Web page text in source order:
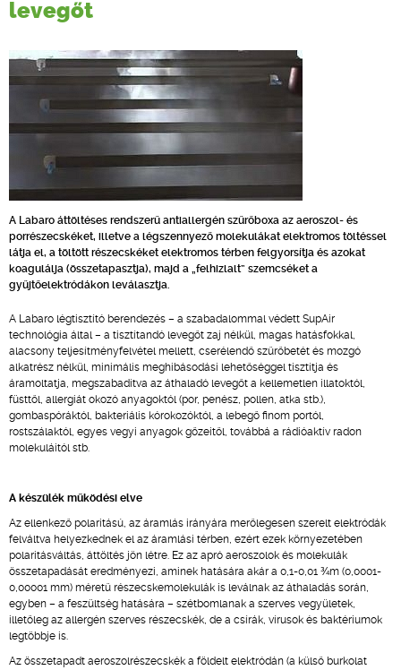
levegőt
A Labaro áttöltéses rendszerű antiallergén szűrőboxa az aeroszol- és
porrészecskéket, illetve a légszennyező molekulákat elektromos töltéssel
látja el, a töltött részecskéket elektromos térben felgyorsítja és azokat
koagulálja (összetapasztja), majd a „felhizlalt” szemcséket a
gyűjtőelektródákon leválasztja.
A Labaro légtisztító berendezés – a szabadalommal védett SupAir
technológia által – a tisztítandó levegőt zaj nélkül, magas hatásfokkal,
alacsony teljesítményfelvétel mellett, cserélendő szűrőbetét és mozgó
alkatrész nélkül, minimális meghibásodási lehetőséggel tisztítja és
áramoltatja, megszabadítva az áthaladó levegőt a kellemetlen illatoktól,
füsttől, allergiát okozó anyagoktól (por, penész, pollen, atka stb.),
gombaspóráktól, bakteriális kórokozóktól, a lebegő finom portól,
rostszálaktól, egyes vegyi anyagok gőzeitől, továbbá a rádióaktív radon
molekuláitól stb.
A készülék működési elve
Az ellenkező polaritású, az áramlás irányára merőlegesen szerelt elektródák
felváltva helyezkednek el az áramlási térben, ezért ezek környezetében
polaritásváltás, áttöltés jön létre. Ez az apró aeroszolok és molekulák
összetapadását eredményezi, aminek hatására akár a 0,1-0,01 ¾m (0,0001-
0,00001 mm) méretű részecskemolekulák is leválnak az áthaladás során,
egyben – a feszültség hatására – szétbomlanak a szerves vegyületek,
illetőleg az allergén szerves részecskék, de a csírák, vírusok és baktériumok
legtöbbje is.
Az összetapadt aeroszolrészecskék a földelt elektródán (a külső burkolat